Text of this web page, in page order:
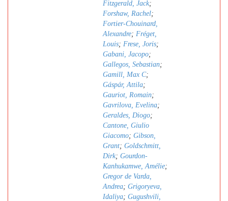
Fitzgerald, Jack;
Forshaw, Rachel;
Fortier-Chouinard,
Alexandre; Fréget,
Louis; Frese, Joris;
Gabani, Jacopo;
Gallegos, Sebastian;
Gamill, Max C;
Gáspár, Attila;
Gauriot, Romain;
Gavrilova, Evelina;
Geraldes, Diogo;
Cantone, Giulio
Giacomo; Gibson,
Grant; Goldschmitt,
Dirk; Gourdon-
Kanhukamwe, Amélie;
Gregor de Varda,
Andrea; Grigoryeva,
Idaliya; Gugushvili,